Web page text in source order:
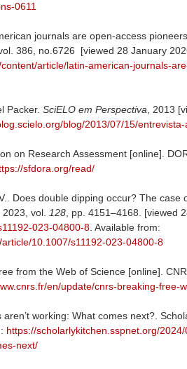
0611
journals are open-access
386, no.6726 [viewed 28 January
article/latin-american-journals-
Packer. SciELO em Perspectiva , 2013
blog/2013/07/15/
on Research Assessment [online].
sfdora.org/read/
Does double dipping occur? The case
2023, vol. 128 , pp. 4151–4168. [viewed
023-04800-8 . Available from:
10.1007/s11192-023-04800-8
from the Web of Science [online].
en/update/cnrs-breaking-free-
working: What comes next?.
https://scholarlykitchen.sspnet.org/
next/